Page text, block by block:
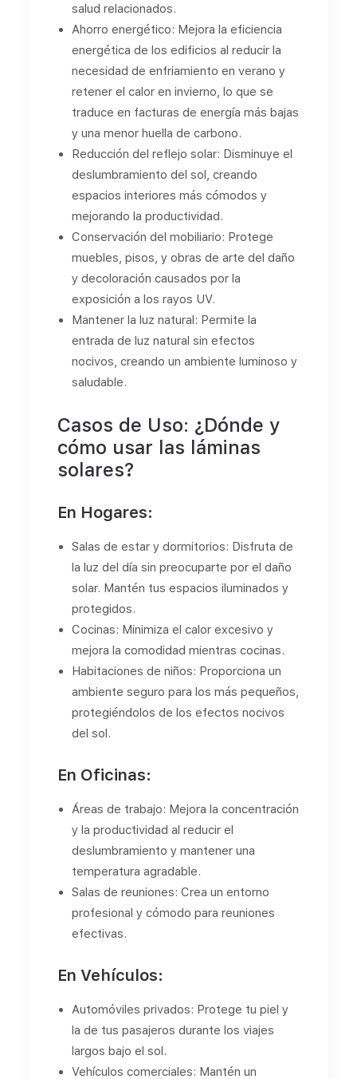
salud relacionados.
Ahorro energético: Mejora la eficiencia
energética de los edificios al reducir la
necesidad de enfriamiento en verano y
retener el calor en invierno, lo que se
traduce en facturas de energía más bajas
y una menor huella de carbono.
Reducción del reflejo solar: Disminuye el
deslumbramiento del sol, creando
espacios interiores más cómodos y
mejorando la productividad.
Conservación del mobiliario: Protege
muebles, pisos, y obras de arte del daño
y decoloración causados por la
exposición a los rayos UV.
Mantener la luz natural: Permite la
entrada de luz natural sin efectos
nocivos, creando un ambiente luminoso y
saludable.
Casos de Uso: ¿Dónde y
cómo usar las láminas
solares?
En Hogares:
Salas de estar y dormitorios: Disfruta de
la luz del día sin preocuparte por el daño
solar. Mantén tus espacios iluminados y
protegidos.
Cocinas: Minimiza el calor excesivo y
mejora la comodidad mientras cocinas.
Habitaciones de niños: Proporciona un
ambiente seguro para los más pequeños,
protegiéndolos de los efectos nocivos
del sol.
En Oficinas:
Áreas de trabajo: Mejora la concentración
y la productividad al reducir el
deslumbramiento y mantener una
temperatura agradable.
Salas de reuniones: Crea un entorno
profesional y cómodo para reuniones
efectivas.
En Vehículos:
Automóviles privados: Protege tu piel y
la de tus pasajeros durante los viajes
largos bajo el sol.
Vehículos comerciales: Mantén un